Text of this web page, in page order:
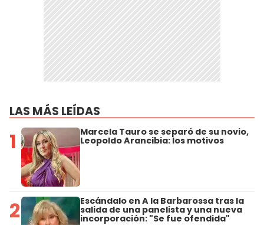
LAS MÁS LEÍDAS
1 Marcela Tauro se separó de su novio,
Leopoldo Arancibia: los motivos
2 Escándalo en A la Barbarossa tras la
salida de una panelista y una nueva
incorporación: "Se fue ofendida"